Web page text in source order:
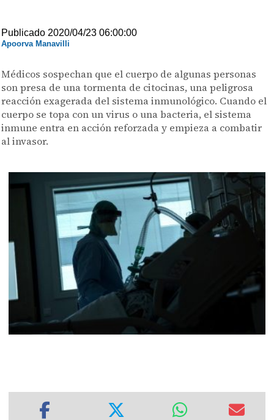
Publicado 2020/04/23 06:00:00
Apoorva Manavilli
Médicos sospechan que el cuerpo de algunas personas
son presa de una tormenta de citocinas, una peligrosa
reacción exagerada del sistema inmunológico. Cuando el
cuerpo se topa con un virus o una bacteria, el sistema
inmune entra en acción reforzada y empieza a combatir
al invasor.